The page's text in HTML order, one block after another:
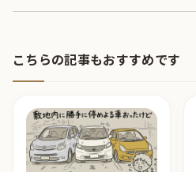
こちらの記事もおすすめです